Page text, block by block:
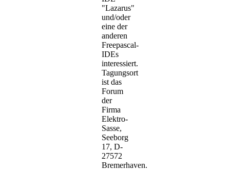
"Lazarus"
und/oder
eine der
anderen
Freepascal-
IDEs
interessiert.
Tagungsort
ist das
Forum
der
Firma
Elektro-
Sasse,
Seeborg
17, D-
27572
Bremerhaven.